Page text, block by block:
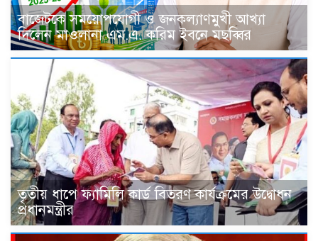
বাজেটকে সময়োপযোগী ও জনকল্যাণমুখী আখ্যা
দিলেন মাওলানা এম.এ. করিম ইবনে মছব্বির
তৃতীয় ধাপে ফ্যামিলি কার্ড বিতরণ কার্যক্রমের উদ্বোধন
প্রধানমন্ত্রীর